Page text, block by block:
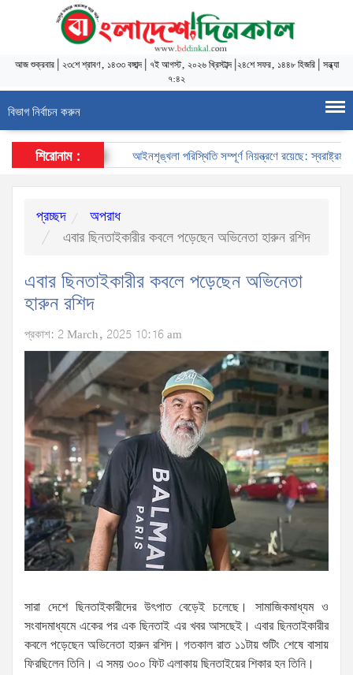
আজশুক্রবার| ২৩শে শ্রাবণ, ১৪৩৩ বঙ্গাব্দ| ৭ই আগস্ট, ২০২৬ খ্রিস্টাব্দ| ২৪শে সফর, ১৪৪৮ হিজরি| সন্ধ্যা
৭:৪২
বিভাগ নির্বাচন করুন
শিরোনাম : আইনশৃঙ্খলা পরিস্থিতি সম্পূর্ণ নিয়ন্ত্রণে রয়েছে: স্বরাষ্ট্রমন্ত্রী
প্রচ্ছদ
অপরাধ
এবার ছিনতাইকারীর কবলে পড়েছেন অভিনেতা হারুন রশিদ
এবার ছিনতাইকারীর কবলে পড়েছেন অভিনেতা
হারুন রশিদ
প্রকাশ: 2 March, 2025 10:16 am
সারা দেশে ছিনতাইকারীদের উৎপাত বেড়েই চলেছে। সামাজিকমাধ্যম ও
সংবাদমাধ্যমে একের পর এক ছিনতাই এর খবর আসছেই। এবার ছিনতাইকারীর
কবলে পড়েছেন অভিনেতা হারুন রশিদ। গতকাল রাত ১১টায় শুটিং শেষে বাসায়
ফিরছিলেন তিনি। এ সময় ৩০০ ফিট এলাকায় ছিনতাইয়ের শিকার হন তিনি।